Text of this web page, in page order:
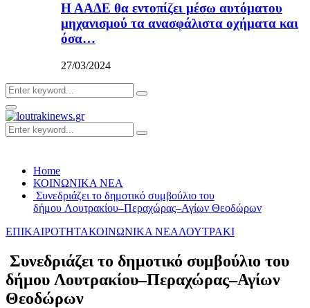
Η ΑΑΔΕ θα εντοπίζει μέσω αυτόματου
μηχανισμού τα ανασφάλιστα οχήματα και
όσα…
27/03/2024
Search
for:
Search
Primary
Menu
Search
for:
Search
Home
ΚΟΙΝΩΝΙΚΑ ΝΕΑ
Συνεδριάζει το δημοτικό συμβούλιο του
δήμου Λουτρακίου–Περαχώρας–Αγίων Θεοδώρων
ΕΠΙΚΑΙΡΟΤΗΤΑΚΟΙΝΩΝΙΚΑ ΝΕΑΛΟΥΤΡΑΚΙ
Συνεδριάζει το δημοτικό συμβούλιο του
δήμου Λουτρακίου–Περαχώρας–Αγίων
Θεοδώρων